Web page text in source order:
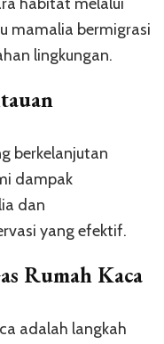
mamalia bermigrasi
lingkungan.
berkelanjutan
dampak
dan
yang efektif.
Rumah Kaca
adalah langkah